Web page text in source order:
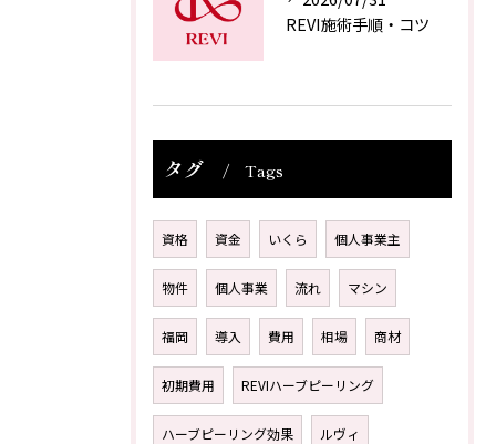
REVI施術手順・コツ
タグ Tags
資格 資金 いくら 個人事業主
物件 個人事業 流れ マシン
福岡 導入 費用 相場 商材
初期費用 REVIハーブピーリング
ハーブピーリング効果 ルヴィ